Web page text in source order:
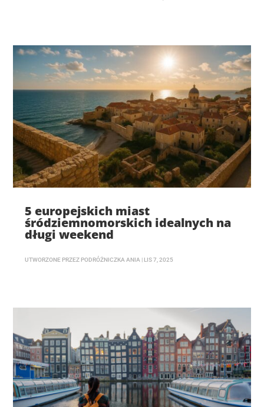
5 europejskich miast
śródziemnomorskich idealnych na
długi weekend
UTWORZONE PRZEZ PODRÓŻNICZKA ANIA | LIS 7, 2025